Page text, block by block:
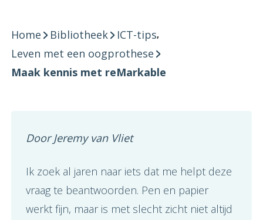
Home Bibliotheek ICT-tips,
Leven met een oogprothese
Maak kennis met reMarkable
Door Jeremy van Vliet
Ik zoek al jaren naar iets dat me helpt deze
vraag te beantwoorden. Pen en papier
werkt fijn, maar is met slecht zicht niet altijd